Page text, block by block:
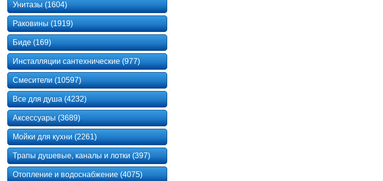
Унитазы (1604)
Раковины (1919)
Биде (169)
Инсталляции сантехнические (977)
Смесители (10597)
Все для душа (4232)
Аксессуары (3689)
Мойки для кухни (2261)
Трапы душевые, каналы и лотки (397)
Отопление и водоснабжение (4075)